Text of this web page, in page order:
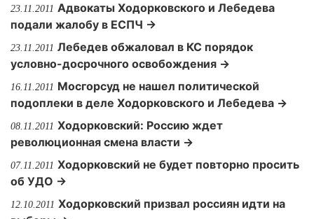
23.11.2011 Адвокаты Ходорковского и Лебедева
подали жалобу в ЕСПЧ →
23.11.2011 Лебедев обжаловал в КС порядок
условно-досрочного освобождения →
16.11.2011 Мосгорсуд не нашел политической
подоплеки в деле Ходорковского и Лебедева →
08.11.2011 Ходорковский: Россию ждет
революционная смена власти →
07.11.2011 Ходорковский не будет повторно просить
об УДО →
12.10.2011 Ходорковский призвал россиян идти на